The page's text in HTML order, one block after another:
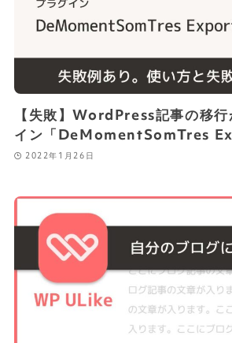
【失敗】WordPress記事の移
イン「DeMomentSomTres
2022年1月26日